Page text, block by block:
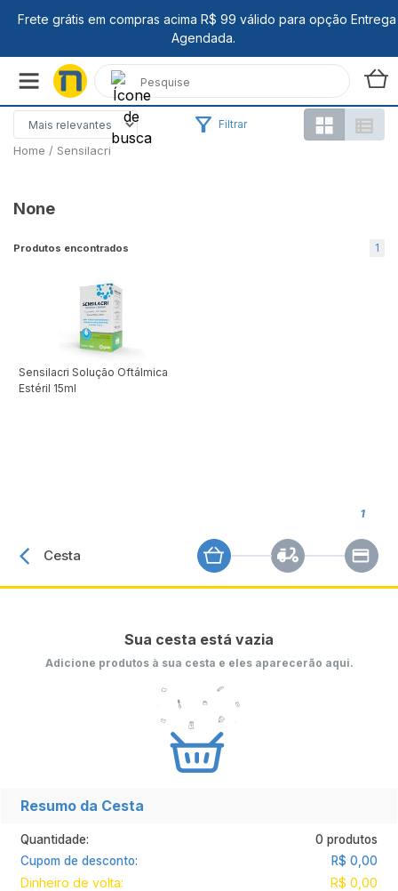
Filtrar
Home / Sensilacri
None
Produtos encontrados 1
Sensilacri Solução Oftálmica
Estéril 15ml
1
Cesta
Sua cesta está vazia
Adicione produtos à sua cesta e eles aparecerão aqui.
Resumo da Cesta
Quantidade:
0 produtos
Cupom de desconto:
R$ 0,00
Dinheiro de volta: R$ 0,00